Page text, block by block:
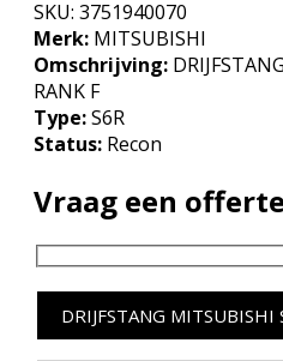
SKU:3751940070
Merk: MITSUBISHI
Omschrijving:
RANK F
Type:S6R
Status: Recon
Vraag een